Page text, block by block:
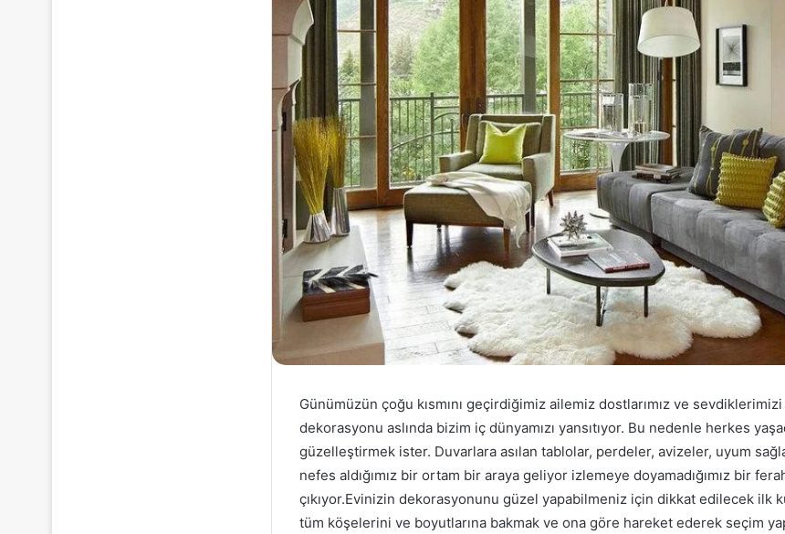
Günümüzün çoğu kısmını geçirdiğimiz ailemiz dostlarımız ve sevdiklerimizi
dekorasyonu aslında bizim iç dünyamızı yansıtıyor. Bu nedenle herkes
güzelleştirmek ister. Duvarlara asılan tablolar, perdeler, avizeler, uyum
nefes aldığımız bir ortam bir araya geliyor izlemeye doyamadığımız bir
çıkıyor.Evinizin dekorasyonunu güzel yapabilmeniz için dikkat edilecek ilk
tüm köşelerini ve boyutlarına bakmak ve ona göre hareket ederek seçim